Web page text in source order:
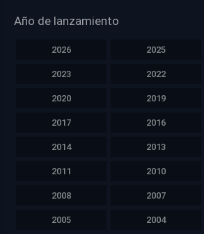
Año de lanzamiento
2026 2025
2023 2022
2020 2019
2017 2016
2014 2013
2011 2010
2008 2007
2005 2004